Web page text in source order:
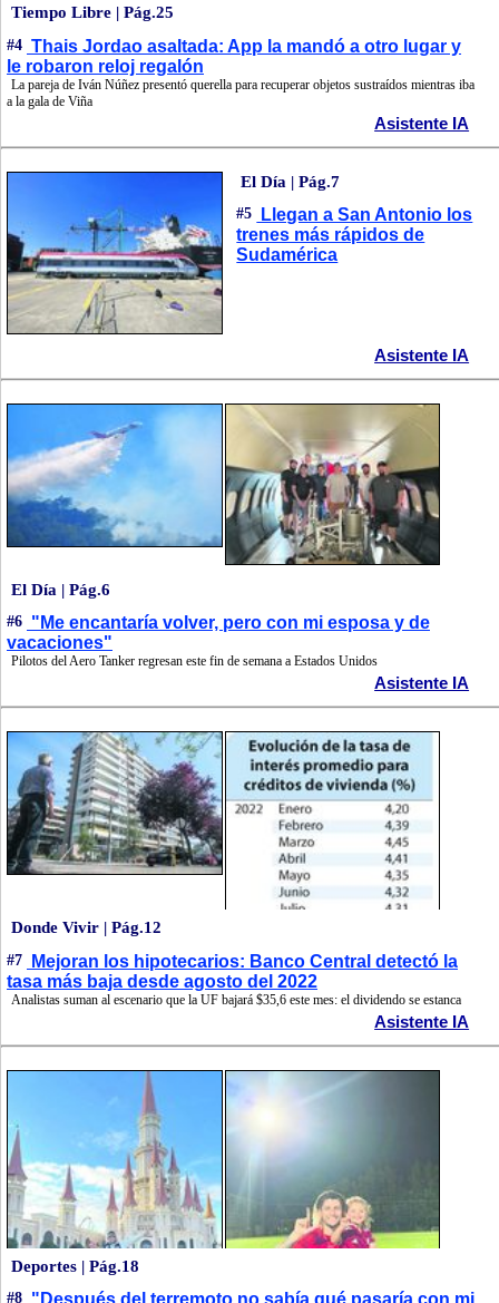
Tiempo Libre | Pág.25
#4 Thais Jordao asaltada: App la mandó a otro lugar y
le robaron reloj regalón
La pareja de Iván Núñez presentó querella para recuperar objetos sustraídos mientras iba
a la gala de Viña
Asistente IA
El Día | Pág.7
#5
Llegan a San Antonio los
trenes más rápidos de
Sudamérica
Asistente IA
El Día | Pág.6
#6 "Me encantaría volver, pero con mi esposa y de
vacaciones"
Pilotos del Aero Tanker regresan este fin de semana a Estados Unidos
Asistente IA
Donde Vivir | Pág.12
#7
Mejoran los hipotecarios: Banco Central detectó la
tasa más baja desde agosto del 2022
Analistas suman al escenario que la UF bajará $35,6 este mes: el dividendo se estanca
Asistente IA
Deportes | Pág.18
#8